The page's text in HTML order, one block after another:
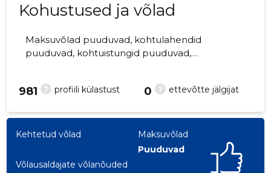
Kohustused ja võlad
Maksuvõlad puuduvad, kohtulahendid
puuduvad, kohtuistungid puuduvad,
? profiili külastust
981 ? ettevõtte jälgijat
0
Kehtetud võlad
Maksuvõlad
Puuduvad
Võlausaldajate võlanõuded